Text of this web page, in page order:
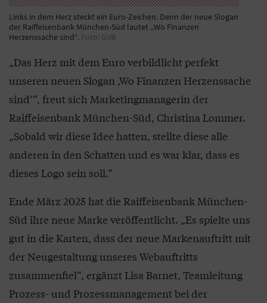
Links in dem Herz steckt ein Euro-Zeichen. Denn der neue Slogan
der Raiffeisenbank München-Süd lautet „Wo Finanzen
Herzenssache sind“. Foto: GVB
„Das Herz mit dem Euro verbildlicht perfekt
unseren neuen Slogan ‚Wo Finanzen Herzenssache
sind‘“, freut sich Marketingmanagerin der
Raiffeisenbank München-Süd, Christina Lommer.
„Sobald wir diese Idee hatten, stellte diese alle
anderen in den Schatten und es war klar, dass es
dieses Logo sein soll.“
Ende März 2025 hat die Raiffeisenbank München-
Süd ihre neue Marke veröffentlicht. „Es spielte uns
gut in die Karten, dass der neue Markenauftritt mit
der Neugestaltung unseres Webauftritts
zusammenfiel“, ergänzt Lisa Barnet, Teamleitung
Prozess- und Prozessmanagement bei der